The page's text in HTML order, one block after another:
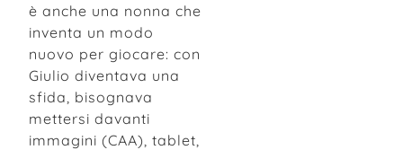
è anche una nonna che
inventa un modo
nuovo per giocare: con
Giulio diventava una
sfida, bisognava
mettersi davanti
immagini (CAA), tablet,